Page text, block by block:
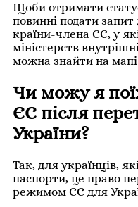
Щоби отримати
повинні подати
країни-члена ЄС, у
міністерств
можна знайти на мапі
Чи можу я
ЄС після
України?
Так, для українців,
паспорти, це право
режимом ЄС для